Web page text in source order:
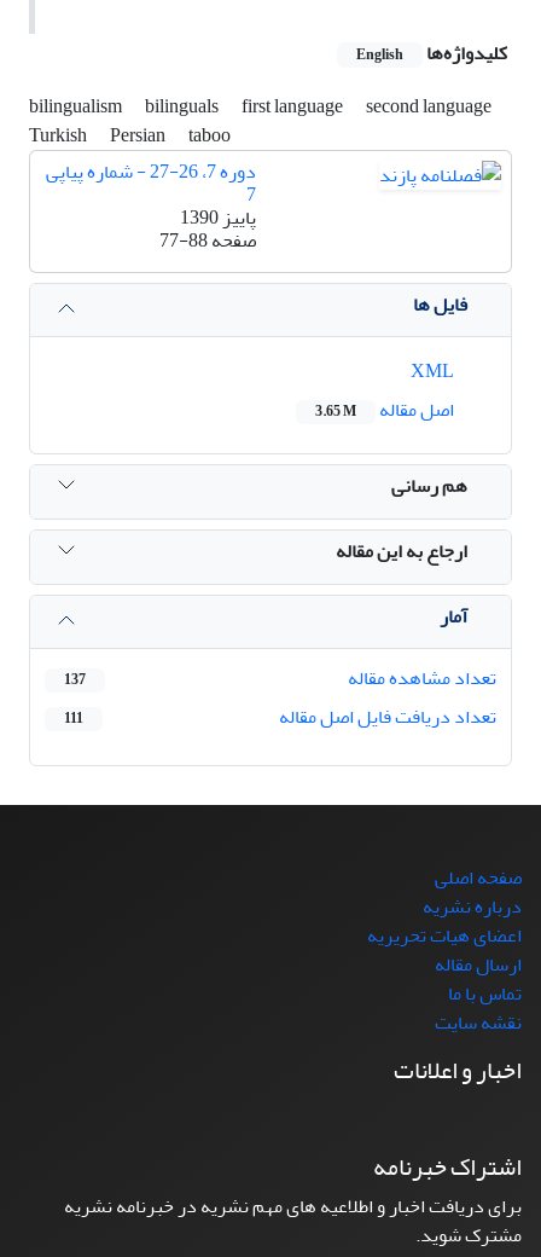
کلیدواژه‌ها
English
bilingualism bilinguals first language
second language
Turkish
Persian
taboo
دوره 7، 26-27 - شماره پیاپی
7
پاییز 1390
صفحه77-88
فایل ها
اصل مقاله
3.65 M
هم رسانی
ارجاع به این مقاله
آمار
تعداد مشاهده مقاله
137
تعداد دریافت فایل اصل مقاله 111
صفحه اصلی
درباره نشریه
اعضای هیات تحریریه
ارسال مقاله
تماس با ما
نقشه سایت
اخبار و اعلانات
اشتراک خبرنامه
برای دریافت اخبار و اطلاعیه های مهم نشریه در خبرنامه نشریه
مشترک شوید.